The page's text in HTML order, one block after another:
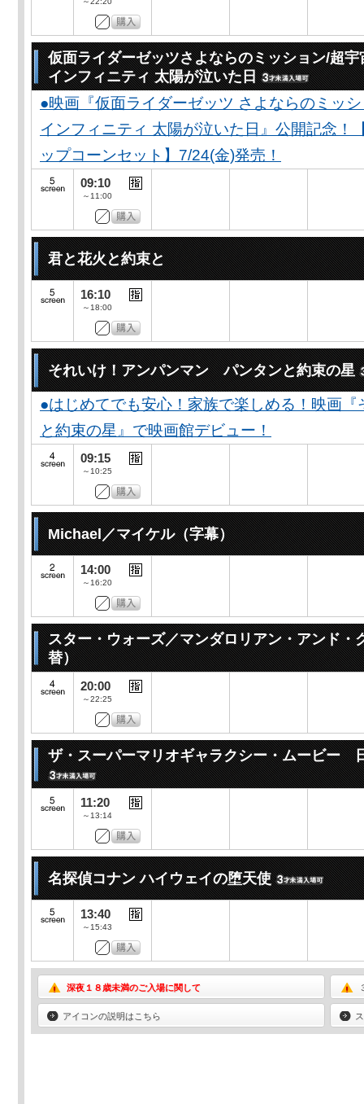
仮面ライダーゼッツさよならのミッション/超
インフィニティ 太陽が泣いた日
●映画『仮面ライダーゼッツ さよならのミッ
インフィニティ 太陽が泣いた日』公開記念！
ップコーンセット】7/24(金)発売！
09:10
～11:00
君と花火と約束と
16:10
～18:00
それいけ！アンパンマン パンタンと約束の星
●はじめてでも安心！家族で楽しめる！映画
と約束の星』で映画館デビュー！
09:15
～10:25
Michael／マイケル（字幕）
14:00
～16:20
スター・ウォーズ／マンダロリアン・アンド・
替）
20:00
～22:25
ザ・スーパーマリオギャラクシー・ムービー
11:20
～13:14
名探偵コナン ハイウェイの堕天使
13:40
～15:43
深夜１８歳未満のご入場に関して
アイコンの説明はこちら